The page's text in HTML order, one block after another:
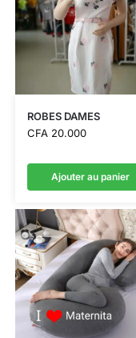
ROBES DAMES
CFA20.000
Ajouter au panier